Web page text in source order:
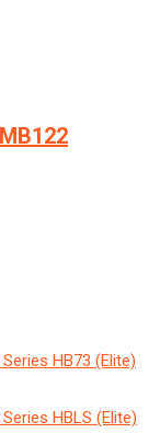
HB73 (Elite)
HBLS (Elite)